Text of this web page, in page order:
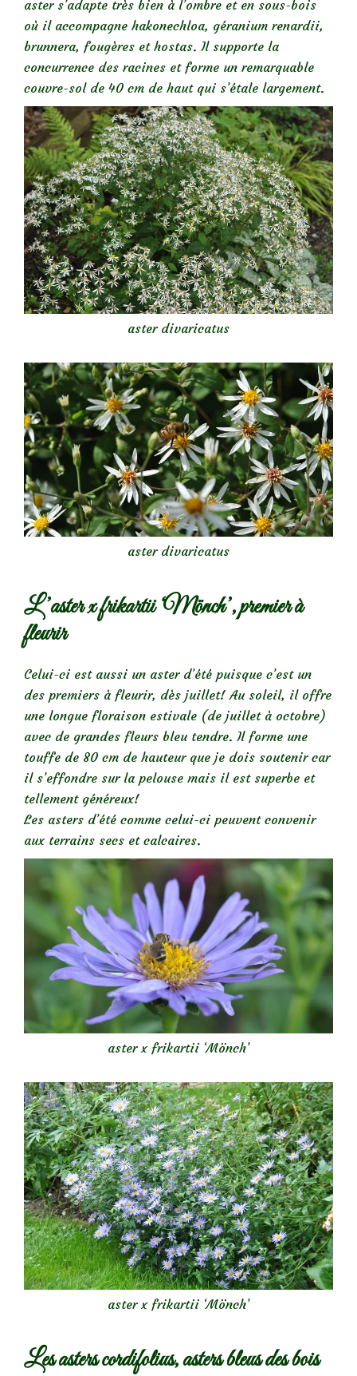
aster s’adapte très bien à l’ombre et en sous-bois
où il accompagne hakonechloa, géranium renardii,
brunnera, fougères et hostas. Il supporte la
concurrence des racines et forme un remarquable
couvre-sol de 40 cm de haut qui s’étale largement.
aster divaricatus
aster divaricatus
L’aster x frikartii ‘Mönch’, premier à
fleurir
Celui-ci est aussi un aster d’été puisque c’est un
des premiers à fleurir, dès juillet! Au soleil, il offre
une longue floraison estivale (de juillet à octobre)
avec de grandes fleurs bleu tendre. Il forme une
touffe de 80 cm de hauteur que je dois soutenir car
il s’effondre sur la pelouse mais il est superbe et
tellement généreux!
Les asters d’été comme celui-ci peuvent convenir
aux terrains secs et calcaires.
aster x frikartii ‘Mönch’
aster x frikartii ‘Mönch’
Les asters cordifolius, asters bleus des bois